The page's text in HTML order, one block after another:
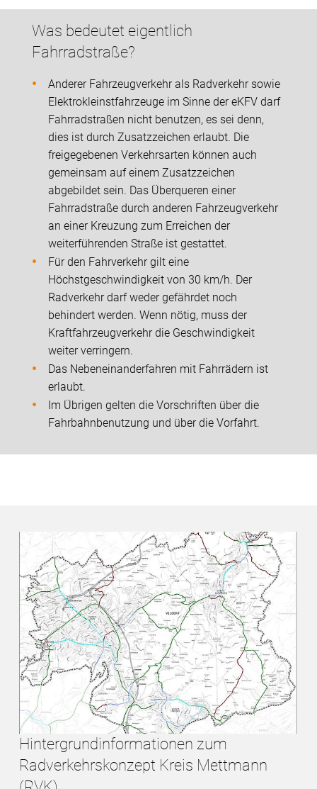
Was bedeutet eigentlich
Fahrradstraße?
Anderer Fahrzeugverkehr als Radverkehr sowie
Elektrokleinstfahrzeuge im Sinne der eKFV darf
Fahrradstraßen nicht benutzen, es sei denn,
dies ist durch Zusatzzeichen erlaubt. Die
freigegebenen Verkehrsarten können auch
gemeinsam auf einem Zusatzzeichen
abgebildet sein. Das Überqueren einer
Fahrradstraße durch anderen Fahrzeugverkehr
an einer Kreuzung zum Erreichen der
weiterführenden Straße ist gestattet.
Für den Fahrverkehr gilt eine
Höchstgeschwindigkeit von 30 km/h. Der
Radverkehr darf weder gefährdet noch
behindert werden. Wenn nötig, muss der
Kraftfahrzeugverkehr die Geschwindigkeit
weiter verringern.
Das Nebeneinanderfahren mit Fahrrädern ist
erlaubt.
Im Übrigen gelten die Vorschriften über die
Fahrbahnbenutzung und über die Vorfahrt.
Hintergrundinformationen zum
Radverkehrskonzept Kreis Mettmann